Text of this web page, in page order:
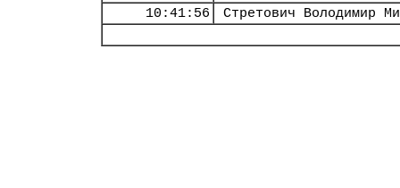
10:41:56
Стретович Володимир